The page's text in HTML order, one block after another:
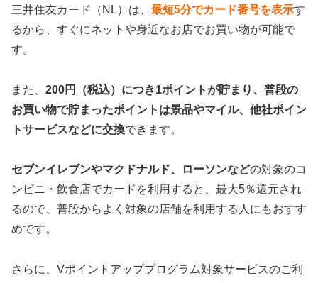
三井住友カード（NL）は、 最短5分でカード番号を表示す
るから、すぐにネットや身近なお店でお買い物が可能で
す。
また、 200円（税込）につき1ポイントが貯まり、普段の
お買い物で貯まったポイントは景品やマイル、他社ポイン
トサービスなどに交換できます。
セブンイレブンやマクドナルド、ローソンなどの対象のコ
ンビニ・飲食店でカードを利用すると、最大5％還元され
るので、普段からよく対象の店舗を利用する人にもおすす
めです。
さらに、Vポイントアッププログラム対象サービスのご利